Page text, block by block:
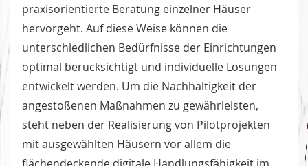
praxisorientierte Beratung einzelner Häuser
hervorgeht. Auf diese Weise können die
unterschiedlichen Bedürfnisse der Einrichtungen
optimal berücksichtigt und individuelle Lösungen
entwickelt werden. Um die Nachhaltigkeit der
angestoßenen Maßnahmen zu gewährleisten,
steht neben der Realisierung von Pilotprojekten
mit ausgewählten Häusern vor allem die